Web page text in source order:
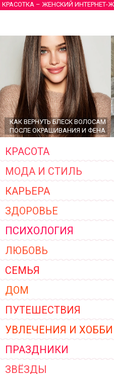
КРАСОТКА – ЖЕНСКИЙ
КАК ВЕРНУТЬ БЛЕСК ВОЛОСАМ
ПОСЛЕ ОКРАШИВАНИЯ И ФЕНА
ГЛАВНЫЕ ТРЕНДЫ ВЕРХНЕЙ
ЖЕНСКОЙ ОДЕЖДЫ 2026
КРАСОТА
МОДА И СТИЛЬ
КАРЬЕРА
ЗДОРОВЬЕ
ПСИХОЛОГИЯ
ЛЮБОВЬ
СЕМЬЯ
ДОМ
ПУТЕШЕСТВИЯ
УВЛЕЧЕНИЯ И ХОББИ
ПРАЗДНИКИ
ЗВЁЗДЫ